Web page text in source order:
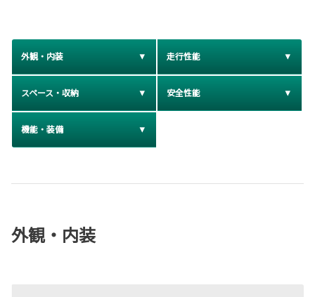
外観・内装 走行性能
スペース・収納 安全性能
機能・装備
外観・内装